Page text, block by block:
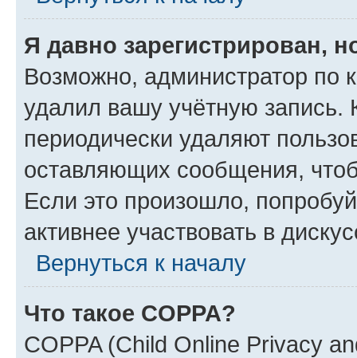
Я давно зарегистрирован,
Возможно, администратор по
удалил вашу учётную запись.
периодически удаляют
оставляющих сообщения,
Если это произошло,
активнее участвовать в
Вернуться к началу
Что такое COPPA?
COPPA (Child Online Privacy